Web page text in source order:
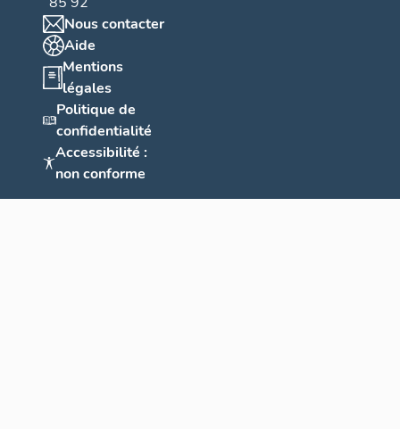
Nous contacter
Aide
Mentions
légales
Politique de
confidentialité
Accessibilité :
non conforme